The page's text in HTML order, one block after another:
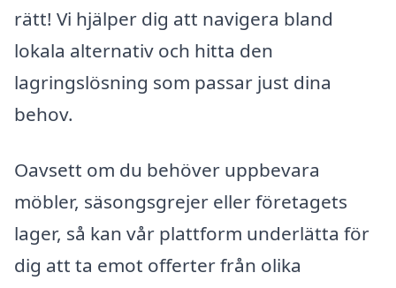
rätt! Vi hjälper dig att navigera bland
lokala alternativ och hitta den
lagringslösning som passar just dina
behov.
Oavsett om du behöver uppbevara
möbler, säsongsgrejer eller företagets
lager, så kan vår plattform underlätta för
dig att ta emot offerter från olika